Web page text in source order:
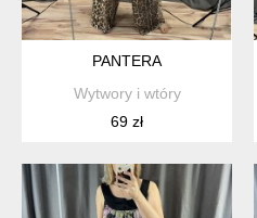
PANTERA
Wytwory i wtóry
69 zł